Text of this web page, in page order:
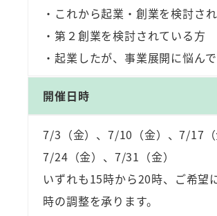
・これから起業・創業を検討さ
・第２創業を検討されている方
・起業したが、事業展開に悩ん
開催日時
7/3（金）、7/10（金）、7/17（
7/24（金）、7/31（金）
いずれも15時から20時、ご希望
時の調整を承ります。